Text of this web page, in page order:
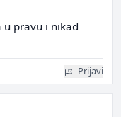
u pravu i nikad
Prijavi